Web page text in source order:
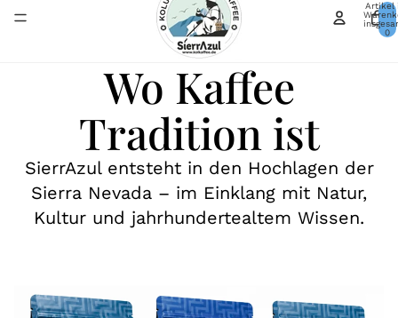
Artikel
0
Wo Kaffee
Tradition ist
SierrAzul entsteht in den Hochlagen der
Sierra Nevada – im Einklang mit Natur,
Kultur und jahrhundertealtem Wissen.